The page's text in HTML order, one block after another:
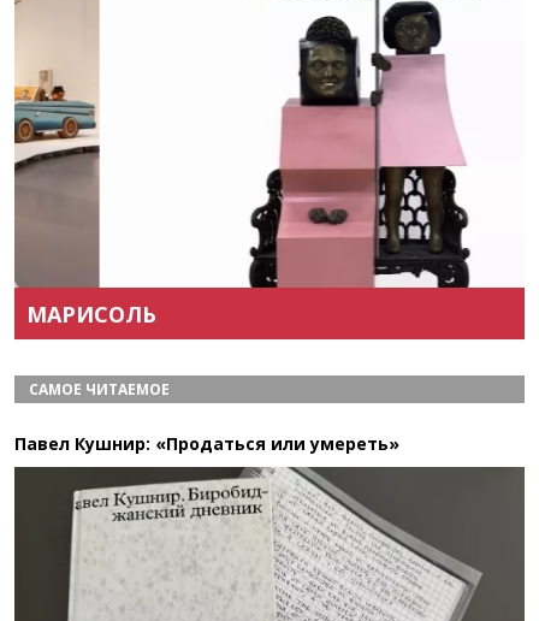
МАРИСОЛЬ
САМОЕ ЧИТАЕМОЕ
Павел Кушнир: «Продаться или умереть»